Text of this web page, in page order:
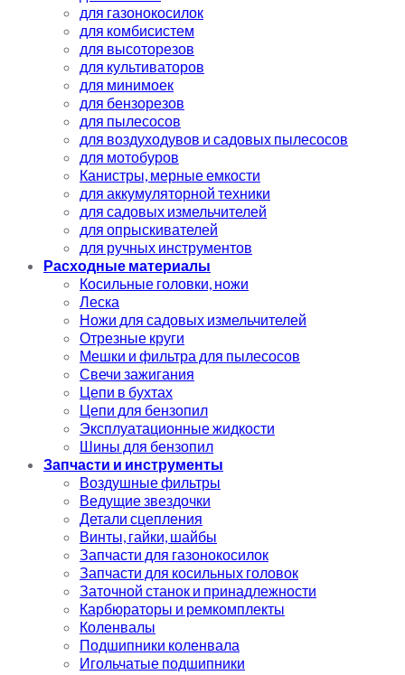
для газонокосилок
для комбисистем
для высоторезов
для культиваторов
для минимоек
для бензорезов
для пылесосов
для воздуходувов и садовых пылесосов
для мотобуров
Канистры, мерные емкости
для аккумуляторной техники
для садовых измельчителей
для опрыскивателей
для ручных инструментов
Расходные материалы
Косильные головки, ножи
Леска
Ножи для садовых измельчителей
Отрезные круги
Мешки и фильтра для пылесосов
Свечи зажигания
Цепи в бухтах
Цепи для бензопил
Эксплуатационные жидкости
Шины для бензопил
Запчасти и инструменты
Воздушные фильтры
Ведущие звездочки
Детали сцепления
Винты, гайки, шайбы
Запчасти для газонокосилок
Запчасти для косильных головок
Заточной станок и принадлежности
Карбюраторы и ремкомплекты
Коленвалы
Подшипники коленвала
Игольчатые подшипники